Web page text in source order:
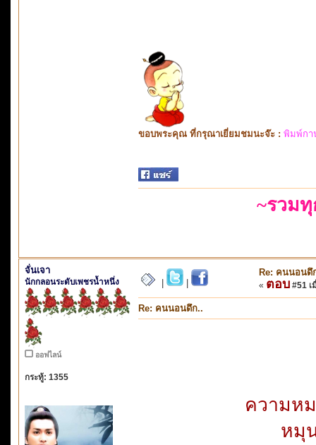
ขอบพระคุณ ที่กรุณาเยี่ยมชมนะจ๊ะ : พิมพ์กา
~รวม
จั่นเจา
นักกลอนระดับเพชรน้ำหนึ่ง
ออฟไลน์
กระทู้: 1355
Re: คนนอนดึ
« ตอบ #51 เ
Re: คนนอนดึก..
ความห
หมุ